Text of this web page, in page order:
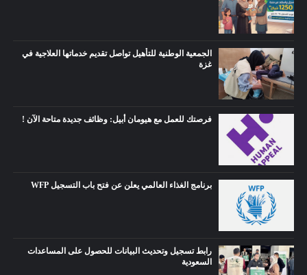
الجمعية الوطنية للتأهيل تواصل تقديم خدماتها العلاجية في
غزة
فرصتك للعمل مع هيومان أبيل: وظائف جديدة متاحة الآن !
برنامج الغذاء العالمي يعلن عن فتح باب التسجيل WFP
رابط تسجيل وتحديث البيانات للحصول على المساعدات
السعودية